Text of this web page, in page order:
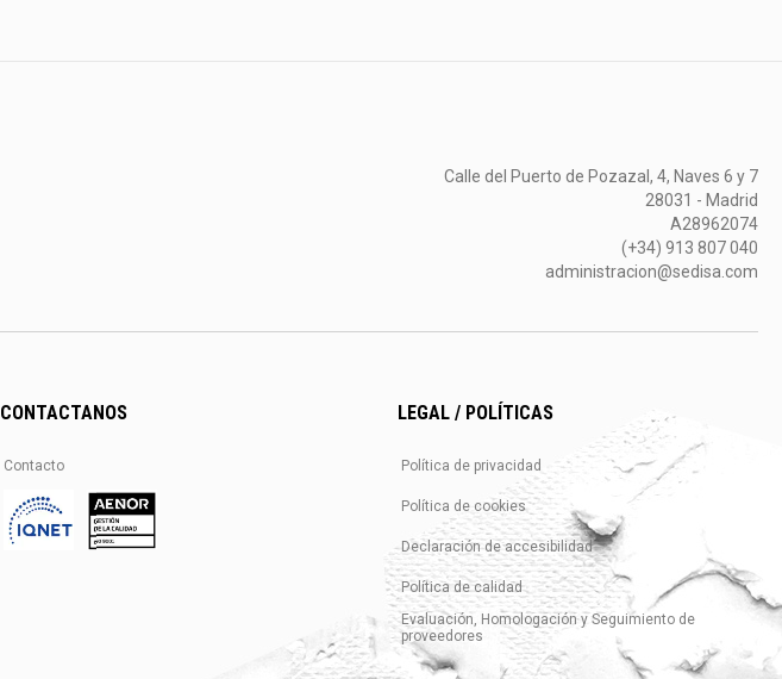
Calle del Puerto de Pozazal, 4, Naves 6 y 7
28031 - Madrid
A28962074
(+34) 913 807 040
administracion@sedisa.com
CONTACTANOS
Contacto
LEGAL / POLÍTICAS
Política de privacidad
Política de cookies
Declaración de accesibilidad
Política de calidad
Evaluación, Homologación y Seguimiento de
proveedores